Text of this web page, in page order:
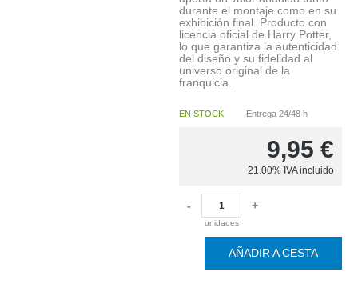
durante el montaje como en su
exhibición final. Producto con
licencia oficial de Harry Potter,
lo que garantiza la autenticidad
del diseño y su fidelidad al
universo original de la
franquicia.
EN STOCK Entrega 24/48 h
9,95 €
21.00% IVA incluido
-
unidades
+
AÑADIR A CESTA